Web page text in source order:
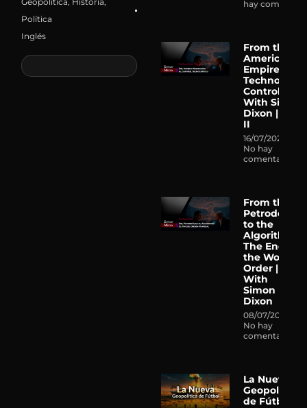
Política
Inglés
hay
From the
American
Empire to
Control |
With Simon
Dixon | Part
II
16/07/2026
No hay
comentarios
From the
Petrodollar
to the
Algorithm:
The End of
the World
Order |
With
Simon
Dixon
08/07/2026
No hay
comentarios
La Nueva
Geopolítica
de Fútbol